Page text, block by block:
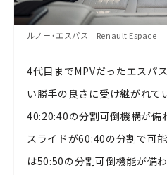
ルノー・エスパス｜Renault Espace
4代目までMPVだったエスパ
い勝手の良さに受け継がれて
40:20:40の分割可倒機構が備
スライドが60:40の分割で可
は50:50の分割可倒機能が備